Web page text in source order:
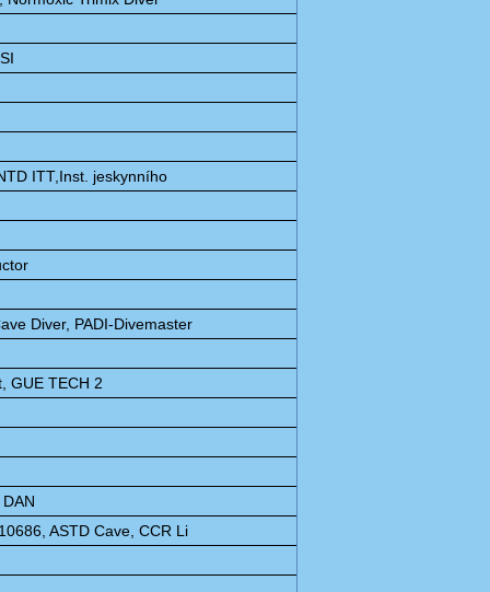
ITT,Inst. jeskynního
Diver, PADI-Divemaster
GUE TECH 2
ASTD Cave, CCR Li